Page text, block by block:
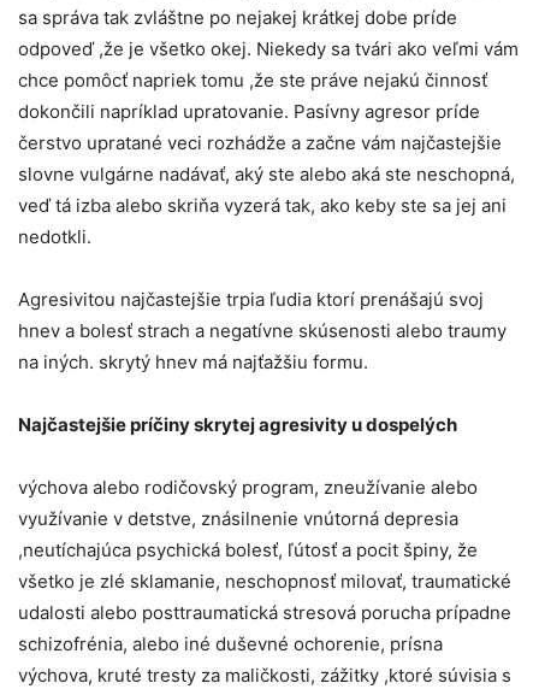
sa správa tak zvláštne po nejakej krátkej dobe príde
odpoveď ,že je všetko okej. Niekedy sa tvári ako veľmi vám
chce pomôcť napriek tomu ,že ste práve nejakú činnosť
dokončili napríklad upratovanie. Pasívny agresor príde
čerstvo upratané veci rozhádže a začne vám najčastejšie
slovne vulgárne nadávať, aký ste alebo aká ste neschopná,
veď tá izba alebo skriňa vyzerá tak, ako keby ste sa jej ani
nedotkli.
Agresivitou najčastejšie trpia ľudia ktorí prenášajú svoj
hnev a bolesť strach a negatívne skúsenosti alebo traumy
na iných. skrytý hnev má najťažšiu formu.
Najčastejšie príčiny skrytej agresivity u dospelých
výchova alebo rodičovský program, zneužívanie alebo
využívanie v detstve, znásilnenie vnútorná depresia
,neutíchajúca psychická bolesť, ľútosť a pocit špiny, že
všetko je zlé sklamanie, neschopnosť milovať, traumatické
udalosti alebo posttraumatická stresová porucha prípadne
schizofrénia, alebo iné duševné ochorenie, prísna
výchova, kruté tresty za maličkosti, zážitky ,ktoré súvisia s